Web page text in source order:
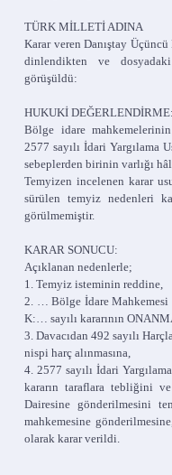
TÜRK MİLLETİ ADINA
Karar veren Danıştay
dinlendikten ve
görüşüldü:
HUKUKİ DEĞERLENDİRME:
Bölge idare
2577 sayılı İdari Yargılama
sebeplerden birinin varlığı
Temyizen incelenen karar
sürülen temyiz nedenleri
görülmemiştir.
KARAR SONUCU:
Açıklanan nedenlerle;
1. Temyiz isteminin reddine,
2. … Bölge İdare
K:… sayılı kararının
3. Davacıdan 492 sayılı
nispi harç alınmasına,
4. 2577 sayılı İdari
kararın taraflara tebliğini
Dairesine gönderilmesini
mahkemesine
olarak karar verildi.